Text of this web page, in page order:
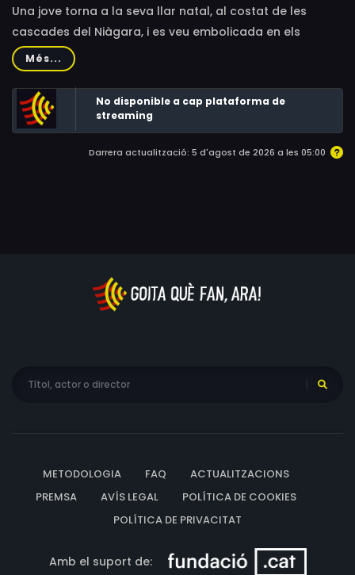
Peart, Martin Roach, Dan Duran, Connor Jessup, Janet
Porter, Colin Mcleod
Una jove torna a la seva llar natal, al costat de les
cascades del Niàgara, i es veu embolicada en els
records del segrest que diu que va presenciar quan era
una nena.
Més...
No disponible a cap plataforma de
streaming
Darrera actualització: 5 d'agost de 2026 a les 05:00
METODOLOGIA FAQ
ACTUALITZACIONS
PREMSA
AVÍS LEGAL
POLÍTICA DE COOKIES
POLÍTICA DE PRIVACITAT
Amb el suport de: